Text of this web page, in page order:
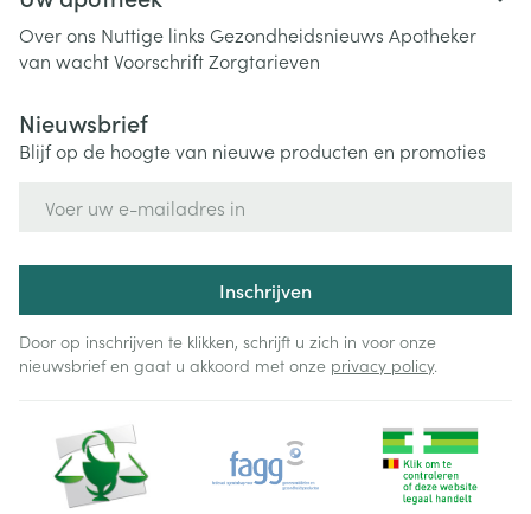
Over ons Nuttige links Gezondheidsnieuws Apotheker
van wachtVoorschriftZorgtarieven
Nieuwsbrief
Blijf op de hoogte van nieuwe producten en promoties
Inschrijven
Door op inschrijven te klikken, schrijft u zich in voor onze
nieuwsbrief en gaat u akkoord met onze privacy policy.